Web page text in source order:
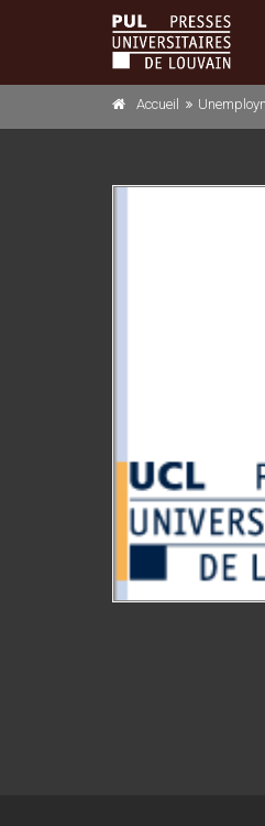
Accueil Unemployment